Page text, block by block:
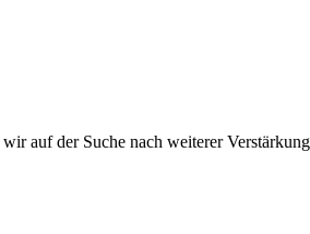
auf der Suche nach weiterer